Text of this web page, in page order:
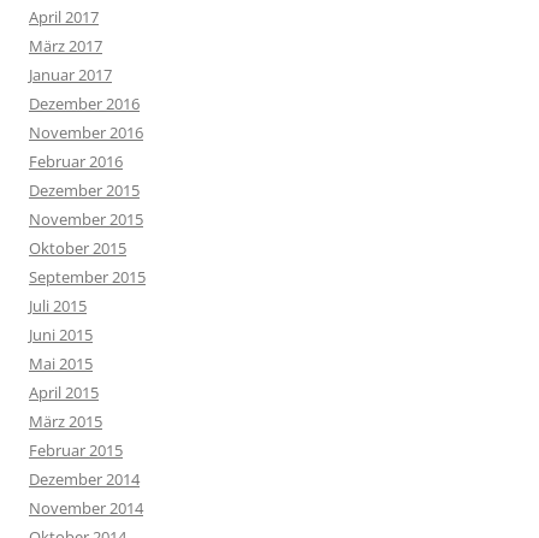
April 2017
März 2017
Januar 2017
Dezember 2016
November 2016
Februar 2016
Dezember 2015
November 2015
Oktober 2015
September 2015
Juli 2015
Juni 2015
Mai 2015
April 2015
März 2015
Februar 2015
Dezember 2014
November 2014